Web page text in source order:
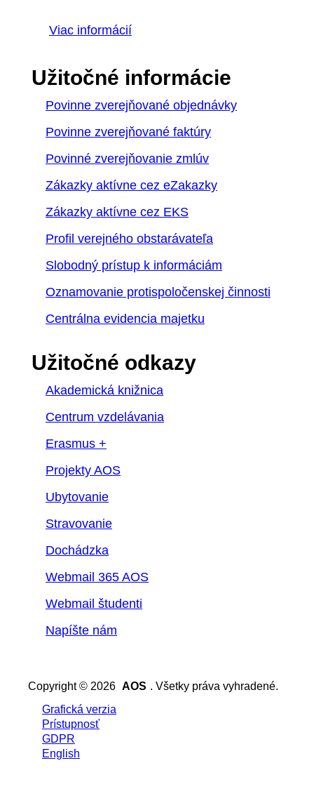
Viac informácií
Užitočné informácie
Povinne zverejňované objednávky
Povinne zverejňované faktúry
Povinné zverejňovanie zmlúv
Zákazky aktívne cez eZakazky
Zákazky aktívne cez EKS
Profil verejného obstarávateľa
Slobodný prístup k informáciám
Oznamovanie protispoločenskej činnosti
Centrálna evidencia majetku
Užitočné odkazy
Akademická knižnica
Centrum vzdelávania
Erasmus +
Projekty AOS
Ubytovanie
Stravovanie
Dochádzka
Webmail 365 AOS
Webmail študenti
Napíšte nám
Copyright © 2026 AOS . Všetky práva vyhradené.
Grafická verzia
Prístupnosť
GDPR
English